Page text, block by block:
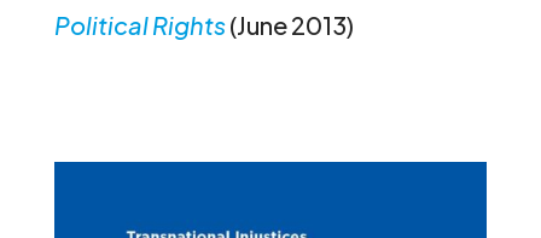
Political Rights(June 2013)